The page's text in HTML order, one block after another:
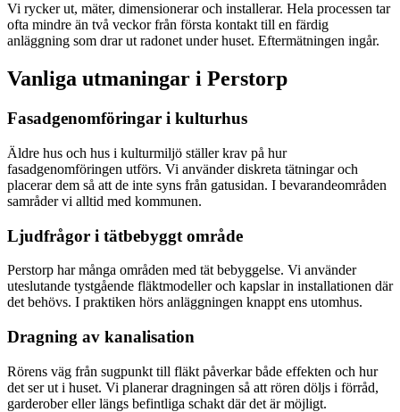
Vi rycker ut, mäter, dimensionerar och installerar. Hela processen tar
ofta mindre än två veckor från första kontakt till en färdig
anläggning som drar ut radonet under huset. Eftermätningen ingår.
Vanliga utmaningar i Perstorp
Fasadgenomföringar i kulturhus
Äldre hus och hus i kulturmiljö ställer krav på hur
fasadgenomföringen utförs. Vi använder diskreta tätningar och
placerar dem så att de inte syns från gatusidan. I bevarandeområden
samråder vi alltid med kommunen.
Ljudfrågor i tätbebyggt område
Perstorp har många områden med tät bebyggelse. Vi använder
uteslutande tystgående fläktmodeller och kapslar in installationen där
det behövs. I praktiken hörs anläggningen knappt ens utomhus.
Dragning av kanalisation
Rörens väg från sugpunkt till fläkt påverkar både effekten och hur
det ser ut i huset. Vi planerar dragningen så att rören döljs i förråd,
garderober eller längs befintliga schakt där det är möjligt.